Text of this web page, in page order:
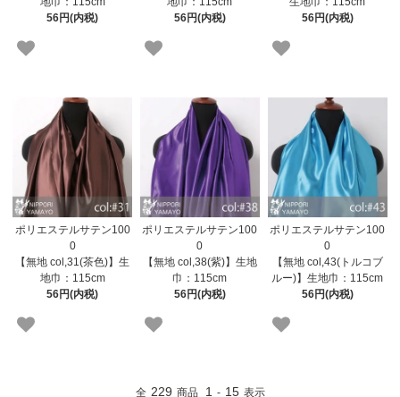
56円(内税)
56円(内税)
56円(内税)
ポリエステルサテン100
0
【無地 col,31(茶色)】生
地巾：115cm
56円(内税)
ポリエステルサテン100
0
【無地 col,38(紫)】生地
巾：115cm
56円(内税)
ポリエステルサテン100
0
【無地 col,43(トルコブ
ルー)】生地巾：115cm
56円(内税)
全 229 商品 1 - 15 表示